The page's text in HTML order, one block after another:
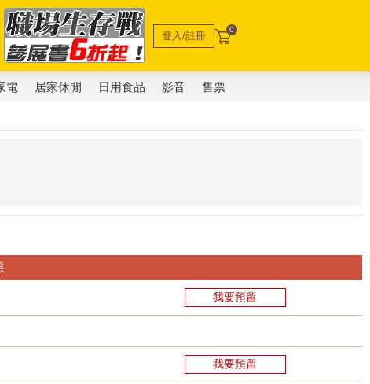
登入/註冊 0
電 居家休閒 日用食品 影音 售票
我要預留
我要預留